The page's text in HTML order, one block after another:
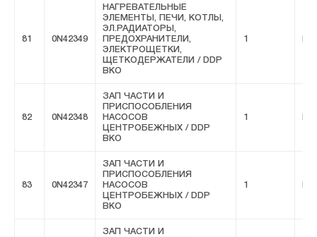
81 0N42349
НАГРЕВАТЕЛЬНЫЕ
ЭЛЕМЕНТЫ, ПЕЧИ, КОТЛЫ,
ЭЛ.РАДИАТОРЫ,
ПРЕДОХРАНИТЕЛИ,
ЭЛЕКТРОЩЕТКИ,
ЩЕТКОДЕРЖАТЕЛИ / DDP
ВКО
1
82 0N42348
ЗАП ЧАСТИ И
ПРИСПОСОБЛЕНИЯ
НАСОСОВ
ЦЕНТРОБЕЖНЫХ / DDP
ВКО
1
83 0N42347
ЗАП ЧАСТИ И
ПРИСПОСОБЛЕНИЯ
НАСОСОВ
ЦЕНТРОБЕЖНЫХ / DDP
ВКО
1
ЗАП ЧАСТИ И